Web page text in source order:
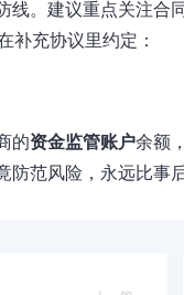
线。建议重点关注合
补充协议里约定：
的资金监管账户余额
范风险，永远比事